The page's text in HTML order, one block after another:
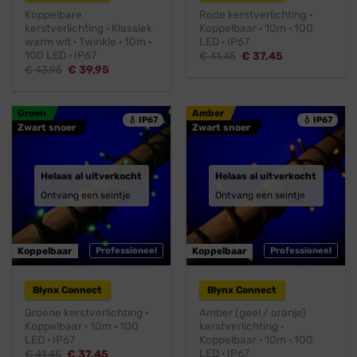
Koppelbare
kerstverlichting · Klassiek
warm wit · Twinkle · 10m ·
100 LED · IP67
€43,95 Oorspronkelijke
€ 39,95
Rode kerstverlichting ·
Koppelbaar · 10m · 100
LED · IP67
€41,45 Oorspronkelijke
€ 37,45
💧 IP67
Groen
Zwart snoer
Professioneel
Koppelbaar
Helaas al uitverkocht
Ontvang een seintje
Blynx Connect
Groene kerstverlichting ·
Koppelbaar · 10m · 100
LED · IP67
€41,45 Oorspronkelijke
€ 37,45
💧 IP67
Amber
Zwart snoer
Professioneel
Koppelbaar
Helaas al uitverkocht
Ontvang een seintje
Blynx Connect
Amber (geel / oranje)
kerstverlichting ·
Koppelbaar · 10m · 100
LED · IP67